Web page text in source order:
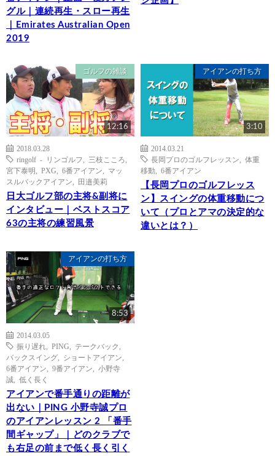
グル｜連続再生・スロー再生
｜Emirates Australian Open
2019
ゴルフの雑談
12:16
2018.03.28
ringolf - リンゴルフ
三枝こころ
宮下泰明
PXG 6番アイアン
マッ
スルバックアイアン
田邉美莉
日大ゴルフ部の主将&副将に
インタビュー｜ベストスコア
63の主将の練習風景
アイアンの打ち方
3:10
2014.03.21
長岡プロのゴルフレッスン
体重
移動
6番アイアン
【長岡プロのゴルフレッス
ン】スイングの体重移動につ
いて（プロとアマの決定的な
違いとは？）
アイアンの打ち方
8:53
2014.03.05
振り遅れ
PING テークバック
バックスイング
ショートアイアン
6番アイアン
9番アイアン
小野寺
誠
低く長く
アイアンで番手通りの距離が
出ない｜PING 小野寺誠プロ
のアイアンレッスン 2 「番手
間ギャップ」｜どのクラブで
も右足の前まで低く長く引く